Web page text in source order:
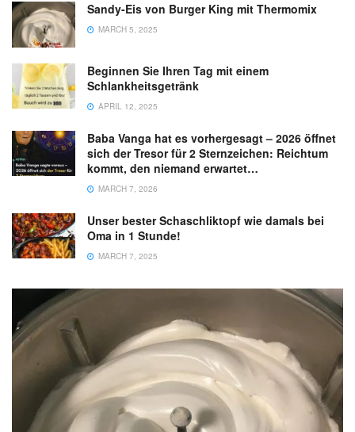
Sandy-Eis von Burger King mit Thermomix
MARCH 5, 2025
Beginnen Sie Ihren Tag mit einem
Schlankheitsgetränk
APRIL 12, 2025
Baba Vanga hat es vorhergesagt – 2026 öffnet
sich der Tresor für 2 Sternzeichen: Reichtum
kommt, den niemand erwartet…
MARCH 7, 2026
Unser bester Schaschliktopf wie damals bei
Oma in 1 Stunde!
MARCH 7, 2025